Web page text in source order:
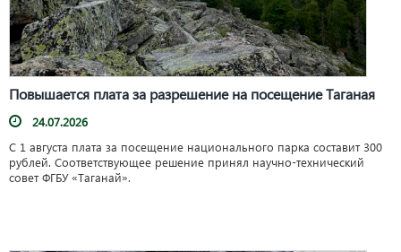
Повышается плата за разрешение на посещение Таганая
24.07.2026
С 1 августа плата за посещение национального парка составит 300
рублей. Соответствующее решение принял научно-технический
совет ФГБУ «Таганай».